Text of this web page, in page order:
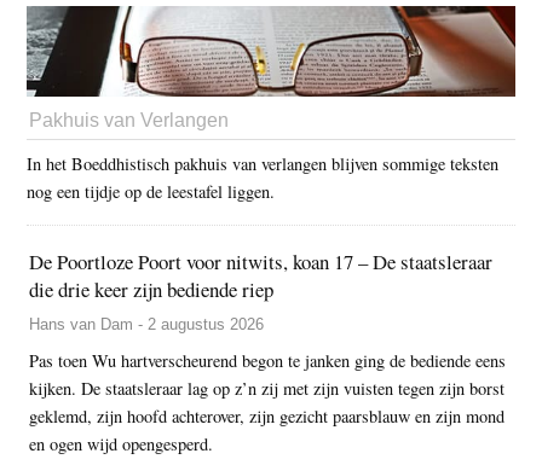
Pakhuis van Verlangen
In het Boeddhistisch pakhuis van verlangen blijven sommige teksten
nog een tijdje op de leestafel liggen.
De Poortloze Poort voor nitwits, koan 17 – De staatsleraar
die drie keer zijn bediende riep
Hans van Dam - 2 augustus 2026
Pas toen Wu hartverscheurend begon te janken ging de bediende eens
kijken. De staatsleraar lag op z’n zij met zijn vuisten tegen zijn borst
geklemd, zijn hoofd achterover, zijn gezicht paarsblauw en zijn mond
en ogen wijd opengesperd.